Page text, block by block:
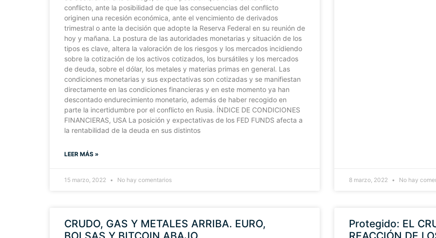
conflicto, ante la posibilidad de que las consecuencias del conflicto
originen una recesión económica, ante el vencimiento de derivados
trimestral o ante la decisión que adopte la Reserva Federal en su reunión de
hoy y mañana. La postura de las autoridades monetarias y situación de los
tipos es clave, altera la valoración de los riesgos y los mercados incidiendo
sobre la cotización de los activos cotizados, los bursátiles y los mercados
de deuda, sobre el dólar, los metales y materias primas en general. Las
condiciones monetarias y sus expectativas son cotizadas y se manifiestan
directamente en las condiciones financieras y en este momento ya han
descontado endurecimiento monetario, además de haber recogido en
parte la incertidumbre por el conflicto en Rusia. ÍNDICE DE CONDICIONES
FINANCIERAS, USA La posición y expectativas de los FED FUNDS afecta a
la rentabilidad de la deuda en sus distintos
LEER MÁS »
15 marzo, 2022 No hay comentarios 8 marzo, 2022 No hay
CRUDO, GAS Y METALES ARRIBA. EURO,
Protegido: EL